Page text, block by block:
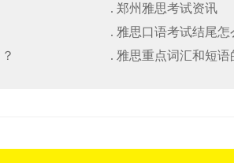
. 郑州雅思考试资讯
. 雅思口语考试结尾怎
. 雅思重点词汇和短语